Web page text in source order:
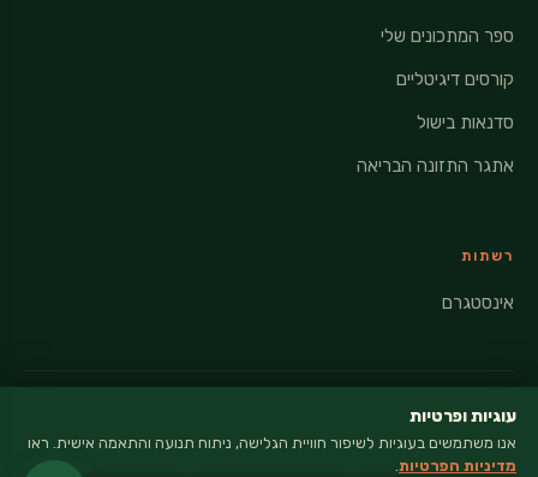
ספר המתכונים שלי
קורסים דיגיטליים
סדנאות בישול
אתגר התזונה הבריאה
רשתות
אינסטגרם
© 2026 VEGANATI · כל הזכויות שמורות
עוגיות ופרטיות
אנו משתמשים בעוגיות לשיפור חוויית הגלישה, ניתוח תנועה והתאמה אישית. ראו
מדיניות הפרטיות.